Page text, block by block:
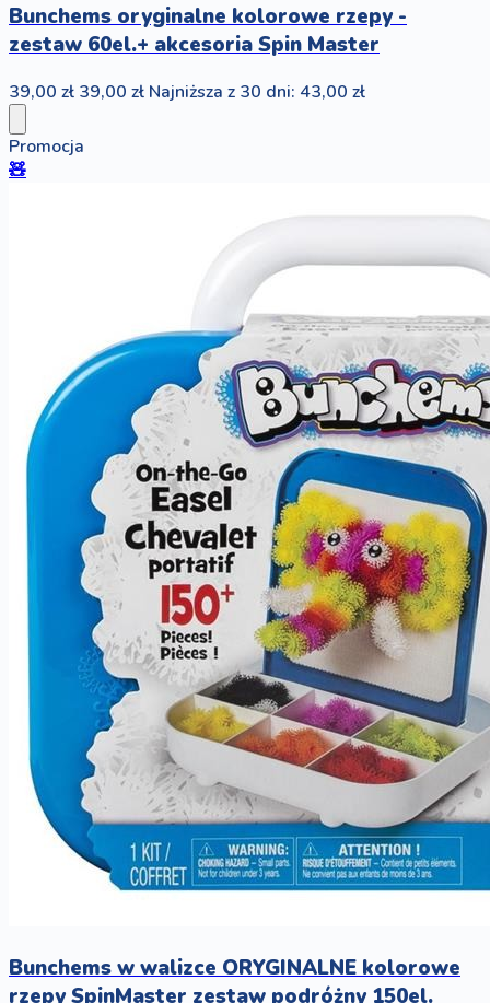
Bunchems oryginalne kolorowe rzepy -
zestaw 60el.+ akcesoria Spin Master
39,00 zł 39,00 zł Najniższa z 30 dni: 43,00 zł
Promocja
🧸
Bunchems w walizce ORYGINALNE kolorowe
rzepy SpinMaster zestaw podróżny 150el.